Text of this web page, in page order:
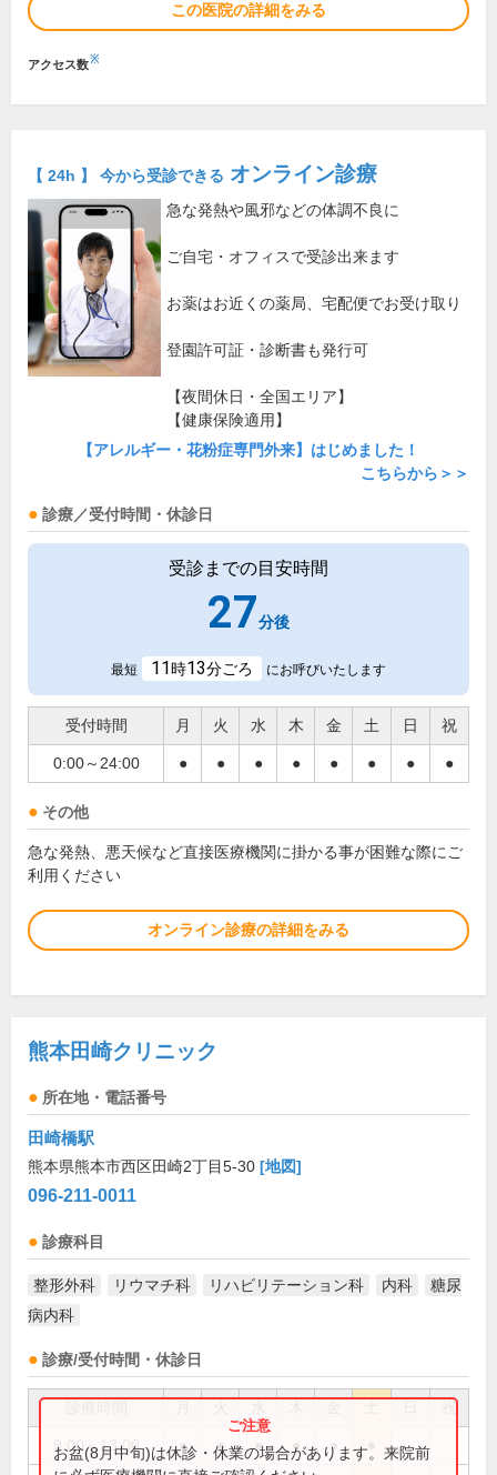
この医院の詳細をみる
アクセス数※
【 24h 】 今から受診できる オンライン診療
急な発熱や風邪などの体調不良に
ご自宅・オフィスで受診出来ます
お薬はお近くの薬局、宅配便でお受け取り
登園許可証・診断書も発行可
【夜間休日・全国エリア】
【健康保険適用】
【アレルギー・花粉症専門外来】はじめました！
こちらから＞＞
診療／受付時間・休診日
受診までの目安時間
27分後
最短 11時13分ごろ にお呼びいたします
受付時間 月 火 水 木 金 土 日 祝
0:00～24:00 ● ● ● ● ● ● ● ●
その他
急な発熱、悪天候など直接医療機関に掛かる事が困難な際にご
利用ください
オンライン診療の詳細をみる
熊本田崎クリニック
所在地・電話番号
田崎橋駅
熊本県熊本市西区田崎2丁目5-30 [地図]
096-211-0011
診療科目
整形外科 リウマチ科 リハビリテーション科 内科
糖尿
病内科
診療/受付時間・休診日
祝
9:00～13:00 ● ● ● ● ●
お盆(8月中旬)は休診・休業の場合があります。来院前